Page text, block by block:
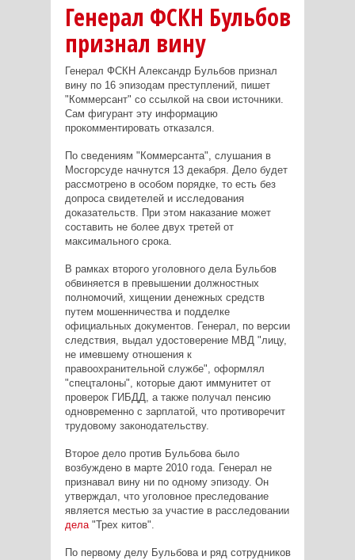
Генерал ФСКН Бульбов
признал вину
Генерал ФСКН Александр Бульбов признал
вину по 16 эпизодам преступлений, пишет
"Коммерсант" со ссылкой на свои источники.
Сам фигурант эту информацию
прокомментировать отказался.
По сведениям "Коммерсанта", слушания в
Мосгорсуде начнутся 13 декабря. Дело будет
рассмотрено в особом порядке, то есть без
допроса свидетелей и исследования
доказательств. При этом наказание может
составить не более двух третей от
максимального срока.
В рамках второго уголовного дела Бульбов
обвиняется в превышении должностных
полномочий, хищении денежных средств
путем мошенничества и подделке
официальных документов. Генерал, по версии
следствия, выдал удостоверение МВД "лицу,
не имевшему отношения к
правоохранительной службе", оформлял
"спецталоны", которые дают иммунитет от
проверок ГИБДД, а также получал пенсию
одновременно с зарплатой, что противоречит
трудовому законодательству.
Второе дело против Бульбова было
возбуждено в марте 2010 года. Генерал не
признавал вину ни по одному эпизоду. Он
утверждал, что уголовное преследование
является местью за участие в расследовании
дела"Трех китов".
По первому делу Бульбова и ряд сотрудников